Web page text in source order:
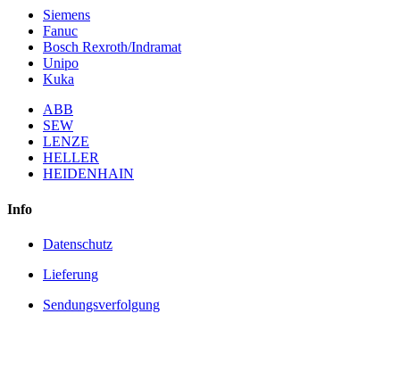
Siemens
Fanuc
Bosch Rexroth/Indramat
Unipo
Kuka
ABB
SEW
LENZE
HELLER
HEIDENHAIN
Info
Datenschutz
Lieferung
Sendungsverfolgung